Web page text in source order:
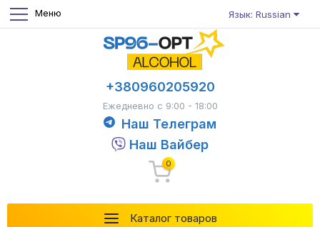
Меню Язык: Russian
Каталог товаров
+380960205920
Ежедневно с 9:00 - 18:00
Наш Телеграм
Наш Вайбер
0